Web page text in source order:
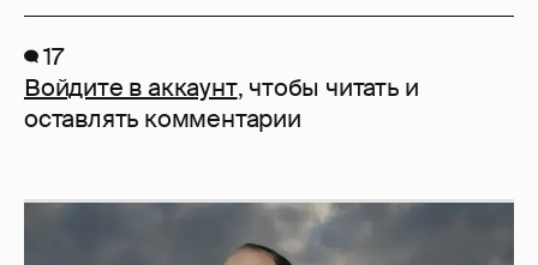
17
Войдите в аккаунт, чтобы читать и
оставлять комментарии